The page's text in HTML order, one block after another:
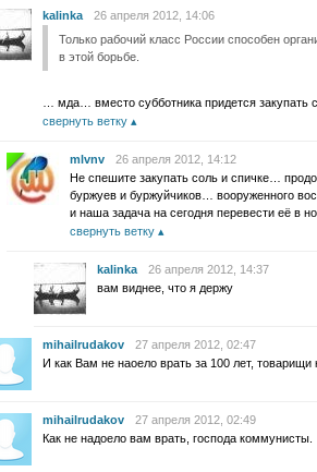
kalinka
26 апреля 2012, 14:06
Только рабочий класс России способен
в этой борьбе.
… мда… вместо субботника придется закупать
свернуть ветку
mlvnv
26 апреля 2012, 14:12
Не спешите закупать соль и спичке…
буржуев и буржуйчиков… вооруженного
и наша задача на сегодня перевести её в
свернуть ветку
kalinka
26 апреля 2012, 14:37
вам виднее, что я держу
mihailrudakov
27 апреля 2012, 02:47
И как Вам не наоело врать за 100 лет,
mihailrudakov
27 апреля 2012, 02:49
Как не надоело вам врать, господа коммунисты.